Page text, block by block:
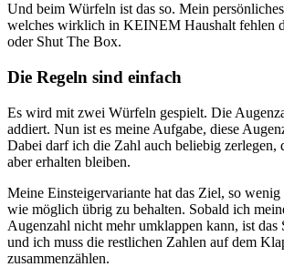
Und beim Würfeln ist das so. Mein
welches wirklich in KEINEM Haushalt fehlen
oder Shut The Box.
Die Regeln sind einfach
Es wird mit zwei Würfeln gespielt. Die
addiert. Nun ist es meine Aufgabe, diese
Dabei darf ich die Zahl auch beliebig zerlegen,
aber erhalten bleiben.
Meine Einsteigervariante hat das Ziel, so
wie möglich übrig zu behalten. Sobald ich
Augenzahl nicht mehr umklappen kann, ist das
und ich muss die restlichen Zahlen auf dem
zusammenzählen.